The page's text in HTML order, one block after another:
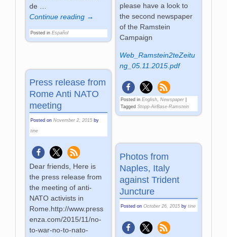
de
Continue reading →
Posted in Español
please have a look to
the second newspaper
of the Ramstein
Campaign
Web_Ramstein2teZeitu
ng_05.11.2015.pdf
Posted in English, Newspaper|
Tagged Stopp-AirBase-Ramstein
Press release from
Rome Anti NATO
meeting
Posted onNovember 2, 2015 by
tine
Dear friends, Here is
the press release from
the meeting of anti-
NATO activists in
Rome.http://www.press
enza.com/2015/11/no-
to-war-no-to-nato-
Photos from
Naples, Italy
against Trident
Juncture
Posted on October 26, 2015 by tine